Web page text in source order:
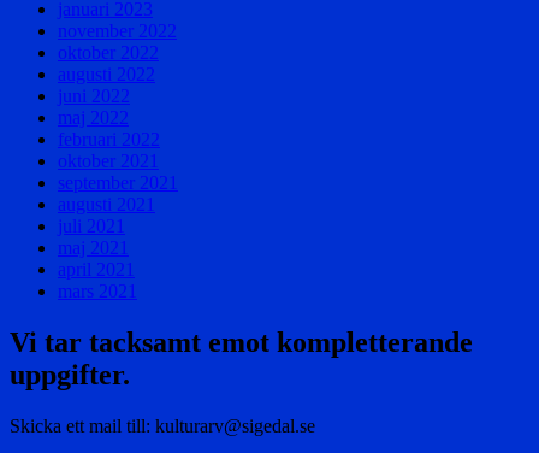
januari 2023
november 2022
oktober 2022
augusti 2022
juni 2022
maj 2022
februari 2022
oktober 2021
september 2021
augusti 2021
juli 2021
maj 2021
april 2021
mars 2021
Vi tar tacksamt emot kompletterande
uppgifter.
Skicka ett mail till: kulturarv@sigedal.se